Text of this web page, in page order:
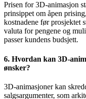
Prisen for 3D-animasjon
prinsippet om åpen
kostnadene før prosjektet
valuta for pengene og
passer kundens budsjett.
6. Hvordan kan 3D-
ønsker?
3D-animasjoner kan
salgsargumenter, som